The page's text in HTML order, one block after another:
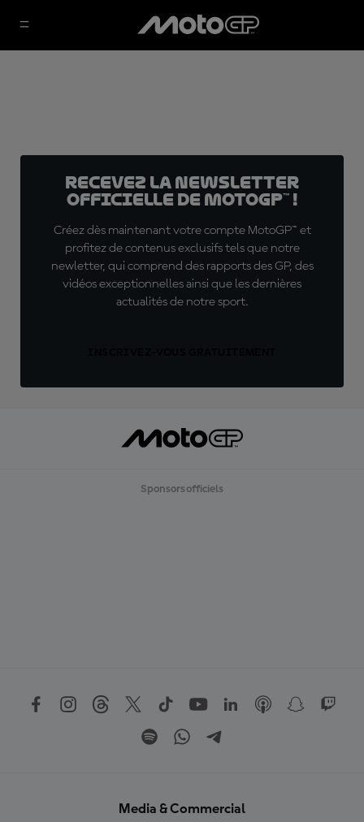
Recevez la Newsletter
officielle de MotoGP™ !
Créez dès maintenant votre compte MotoGP™ et
profitez de contenus exclusifs tels que notre
newletter, qui comprend des rapports des GP, des
vidéos exceptionnelles ainsi que les dernières
actualités de notre sport.
Sponsors officiels
Media & Commercial